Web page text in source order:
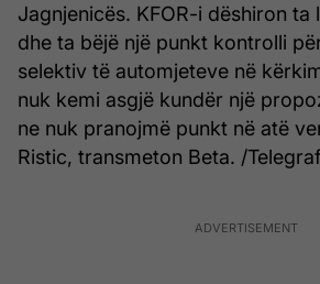
Jagnjenicës. KFOR-i dëshiron ta
dhe ta bëjë një punkt kontrolli
selektiv të automjeteve në
nuk kemi asgjë kundër një
ne nuk pranojmë punkt në atë
Ristic, transmeton Beta. /